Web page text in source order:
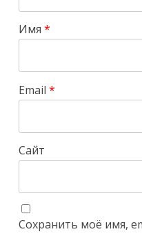
Имя*
Email*
Сайт
Сохранить моё имя,